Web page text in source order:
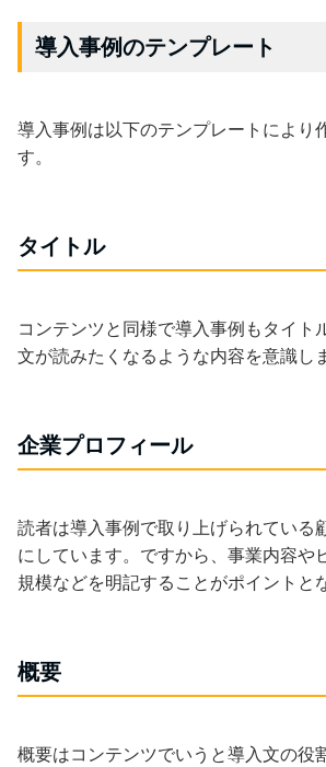
導入事例のテンプレート
導入事例は以下のテンプレートにより
す。
タイトル
コンテンツと同様で導入事例もタイト
文が読みたくなるような内容を意識し
企業プロフィール
読者は導入事例で取り上げられている
にしています。ですから、事業内容や
規模などを明記することがポイントと
概要
概要はコンテンツでいうと導入文の役